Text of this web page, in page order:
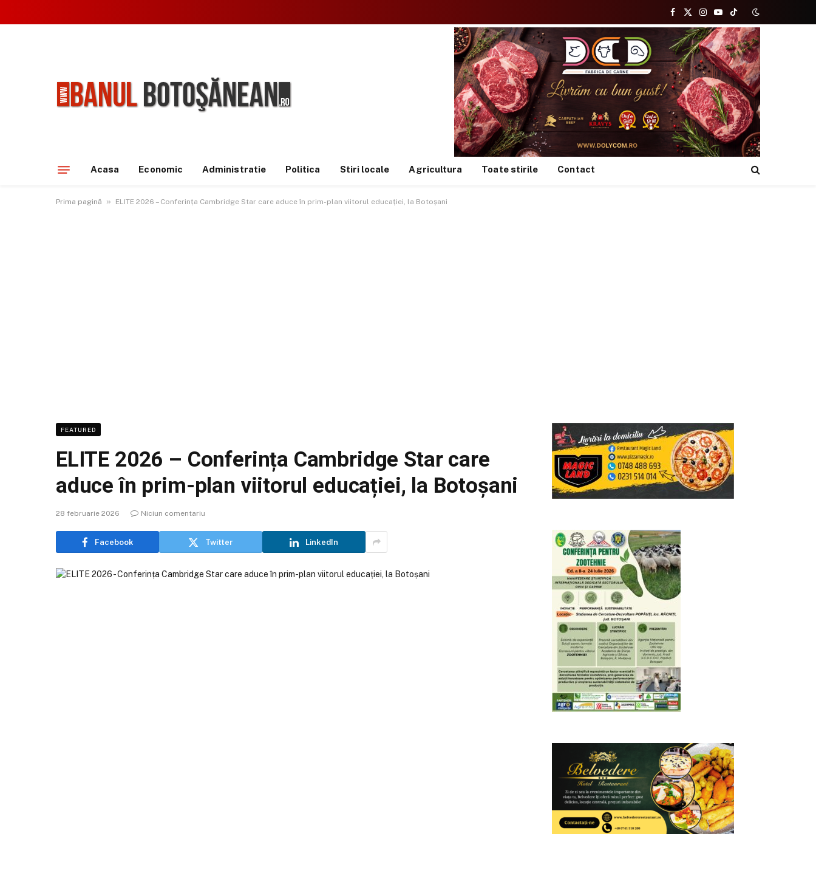
Facebook
X
(Twitter)
Instagram
YouTubeTikTok
Acasa Economic Administratie Politica Stiri locale Agricultura Toate stirile Contact
Prima pagină » ELITE 2026 – Conferința Cambridge Star care aduce în prim-plan viitorul educației, la Botoșani
FEATURED
ELITE 2026 – Conferința Cambridge Star care
aduce în prim-plan viitorul educației, la Botoșani
28 februarie 2026 Niciun comentariu
Facebook Twitter LinkedIn